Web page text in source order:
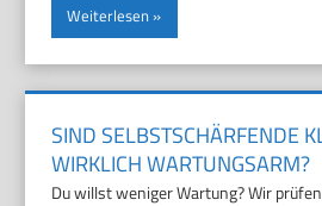
Weiterlesen
SIND SELBSTSCHÄRFENDE
WIRKLICH WARTUNGSARM?
Du willst weniger Wartung? Wir